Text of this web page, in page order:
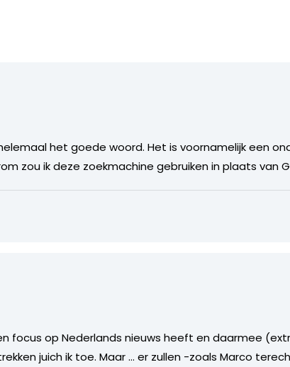
het goede woord. Het is voornamelijk een
zou ik deze zoekmachine gebruiken in plaats van
focus op Nederlands nieuws heeft en daarmee
juich ik toe. Maar … er zullen -zoals Marco